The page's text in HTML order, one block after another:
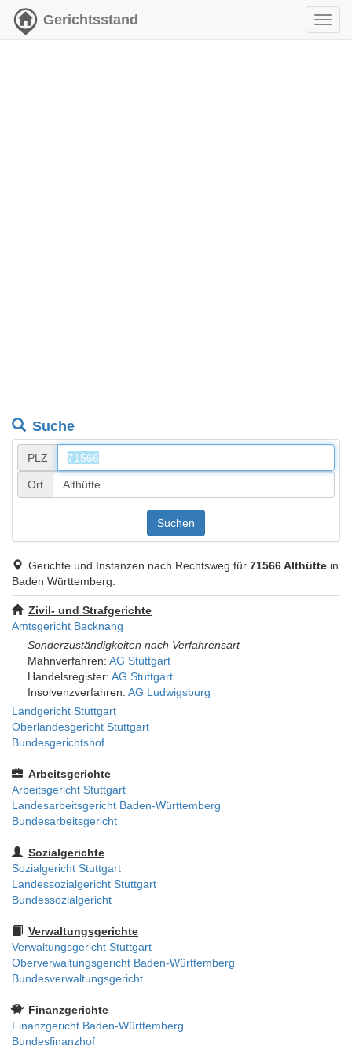
Gerichtsstand
Suche
PLZ
Ort
Suchen
Gerichte und Instanzen nach Rechtsweg für 71566 Althütte in
Baden Württemberg:
Zivil- und Strafgerichte
Amtsgericht Backnang
Sonderzuständigkeiten nach Verfahrensart
Mahnverfahren: AG Stuttgart
Handelsregister: AG Stuttgart
Insolvenzverfahren: AG Ludwigsburg
Landgericht Stuttgart
Oberlandesgericht Stuttgart
Bundesgerichtshof
Arbeitsgerichte
Arbeitsgericht Stuttgart
Landesarbeitsgericht Baden-Württemberg
Bundesarbeitsgericht
Sozialgerichte
Sozialgericht Stuttgart
Landessozialgericht Stuttgart
Bundessozialgericht
Verwaltungsgerichte
Verwaltungsgericht Stuttgart
Oberverwaltungsgericht Baden-Württemberg
Bundesverwaltungsgericht
Finanzgerichte
Finanzgericht Baden-Württemberg
Bundesfinanzhof